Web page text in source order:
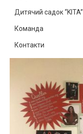
Дитячий садок “KITA”
Команда
Контакти